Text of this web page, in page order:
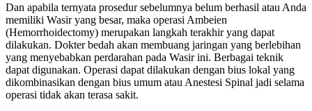
Dan apabila ternyata prosedur sebelumnya belum berhasil atau Anda
memiliki Wasir yang besar, maka operasi Ambeien
(Hemorrhoidectomy) merupakan langkah terakhir yang dapat
dilakukan. Dokter bedah akan membuang jaringan yang berlebihan
yang menyebabkan perdarahan pada Wasir ini. Berbagai teknik
dapat digunakan. Operasi dapat dilakukan dengan bius lokal yang
dikombinasikan dengan bius umum atau Anestesi Spinal jadi selama
operasi tidak akan terasa sakit.